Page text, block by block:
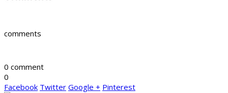
comments
0 comment
0
Facebook Twitter Google + Pinterest